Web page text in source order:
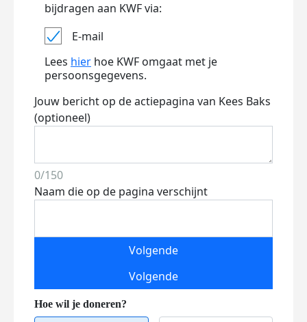
bijdragen aan KWF via:
E-mail
Lees hier hoe KWF omgaat met je
persoonsgegevens.
Jouw bericht op de actiepagina van Kees Baks
(optioneel)
0/150
Naam die op de pagina verschijnt
Volgende
Volgende